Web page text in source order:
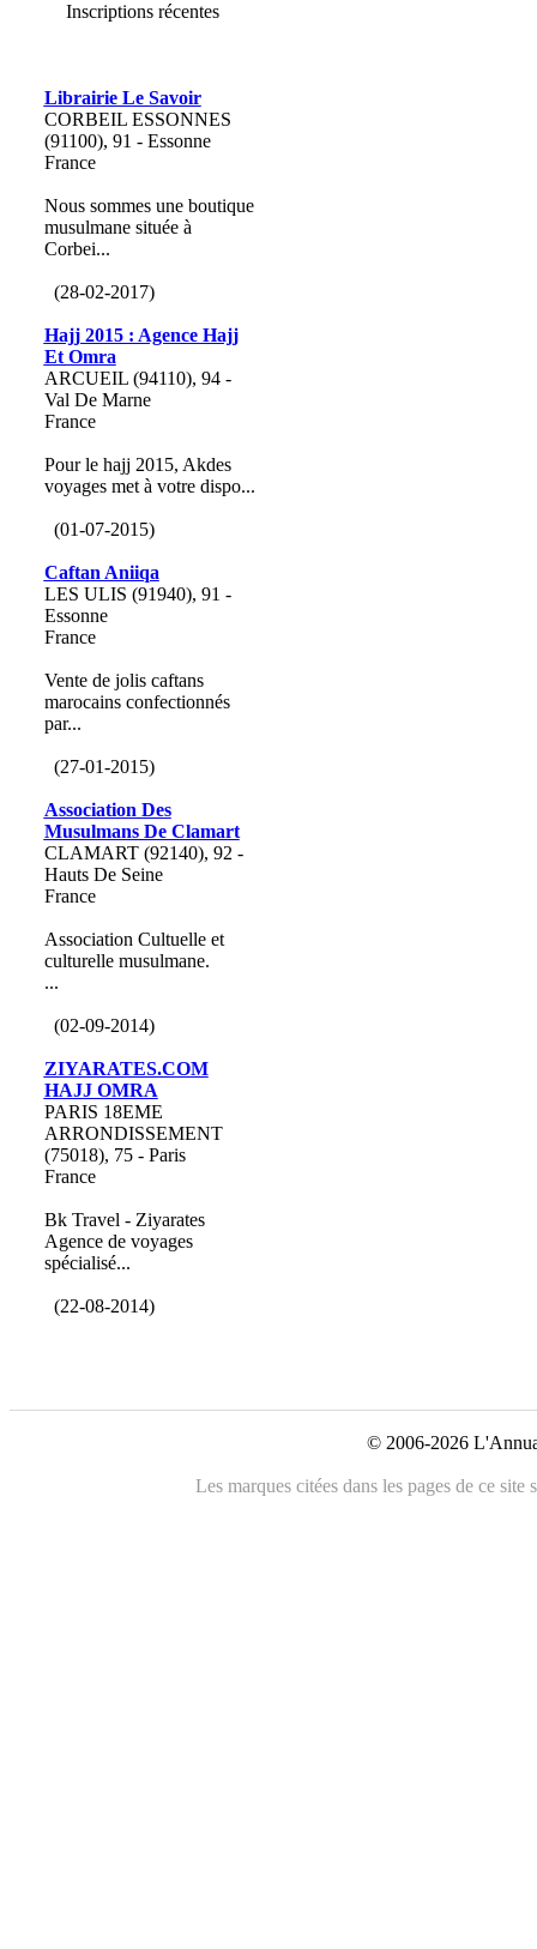
Inscriptions récentes
Librairie Le Savoir
CORBEIL ESSONNES
(91100), 91 - Essonne
France
Nous sommes une boutique
musulmane située à
Corbei...
(28-02-2017)
Hajj 2015 : Agence Hajj
Et Omra
ARCUEIL (94110), 94 -
Val De Marne
France
Pour le hajj 2015, Akdes
voyages met à votre dispo...
(01-07-2015)
Caftan Aniiqa
LES ULIS (91940), 91 -
Essonne
France
Vente de jolis caftans
marocains confectionnés
par...
(27-01-2015)
Association Des
Musulmans De Clamart
CLAMART (92140), 92 -
Hauts De Seine
France
Association Cultuelle et
culturelle musulmane.
...
(02-09-2014)
ZIYARATES.COM
HAJJ OMRA
PARIS 18EME
ARRONDISSEMENT
(75018), 75 - Paris
France
Bk Travel - Ziyarates
Agence de voyages
spécialisé...
(22-08-2014)
© 2006-2026
Les marques citées dans les pages de ce